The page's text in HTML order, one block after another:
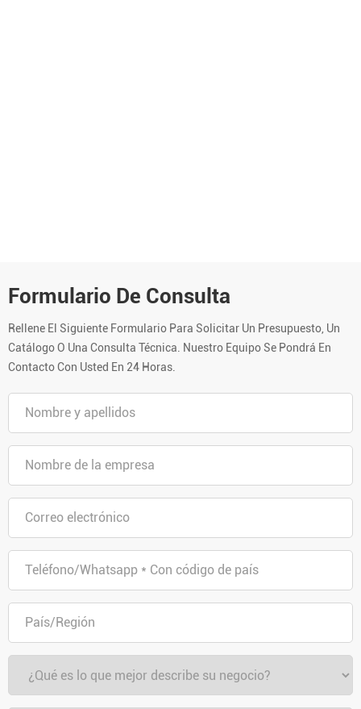
Formulario De Consulta
Rellene El Siguiente Formulario Para Solicitar Un Presupuesto, Un
Catálogo O Una Consulta Técnica. Nuestro Equipo Se Pondrá En
Contacto Con Usted En 24 Horas.